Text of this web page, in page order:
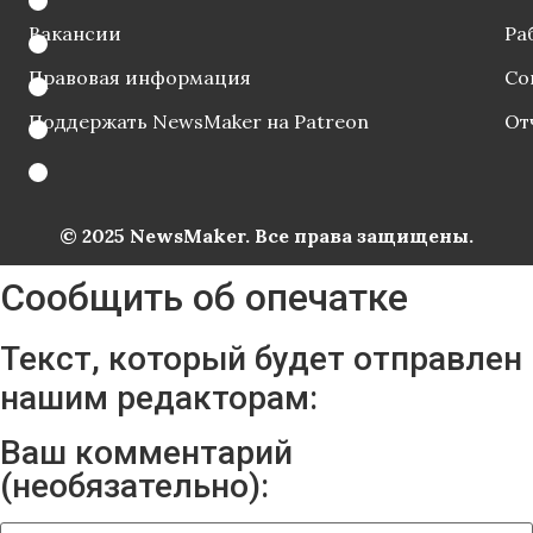
Вакансии
Правовая информация
Поддержать NewsMaker на Patreon
© 2025 NewsMaker. Все права защищены.
Сообщить об опечатке
Текст, который будет отправлен
нашим редакторам:
Ваш комментарий
(необязательно):